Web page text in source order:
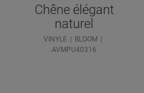
Chêne élégant
naturel
VINYLE
BLOOM
AVMPU40316